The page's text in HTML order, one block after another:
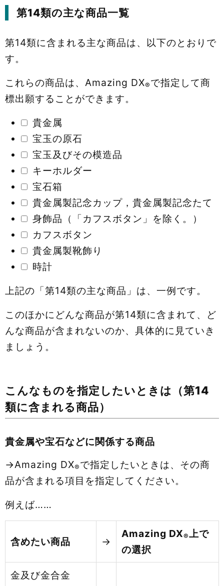
第14類の主な商品一覧
第14類に含まれる主な商品は、以下のとおりで
す。
これらの商品は、Amazing DX®で指定して商
標出願することができます。
貴金属
宝玉の原石
宝玉及びその模造品
キーホルダー
宝石箱
貴金属製記念カップ，貴金属製記念たて
身飾品（「カフスボタン」を除く。）
カフスボタン
貴金属製靴飾り
時計
上記の「第14類の主な商品」は、一例です。
このほかにどんな商品が第14類に含まれて、ど
んな商品が含まれないのか、具体的に見ていき
ましょう。
こんなものを指定したいときは（第14
類に含まれる商品）
貴金属や宝石などに関係する商品
→Amazing DX®で指定したいときは、その商
品が含まれる項目を指定してください。
例えば……
含めたい商品 →
Amazing DX®上で
の選択
金及び金合金